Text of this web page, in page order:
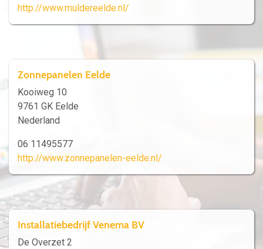
http://www.muldereelde.nl/
Zonnepanelen Eelde
Kooiweg 10
9761 GK Eelde
Nederland
06 11495577
http://www.zonnepanelen-eelde.nl/
Installatiebedrijf Venema BV
De Overzet 2